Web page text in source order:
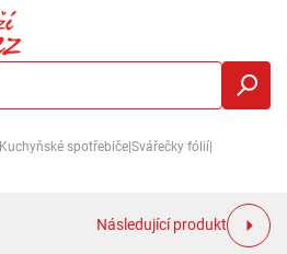
Kuchyňské spotřebiče Svářečky fólií
Následující produkt